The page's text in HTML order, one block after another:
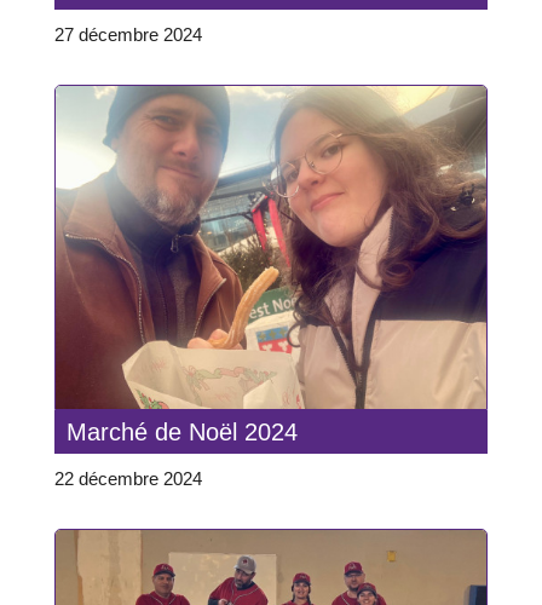
27 décembre 2024
Marché de Noël 2024
22 décembre 2024